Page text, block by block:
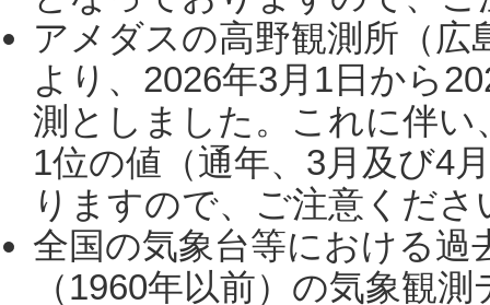
アメダスの高野観測所（
より、2026年3月1日から
測としました。これに伴い
1位の値（通年、3月及び4
りますので、ご注意くだ
全国の気象台等における過
（1960年以前）の気象観